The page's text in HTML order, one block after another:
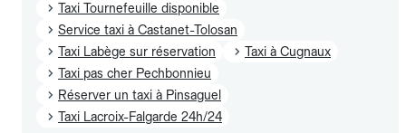
Taxi Tournefeuille disponible
Service taxi à Castanet-Tolosan
Taxi Labège sur réservation
Taxi à Cugnaux
Taxi pas cher Pechbonnieu
Réserver un taxi à Pinsaguel
Taxi Lacroix-Falgarde 24h/24